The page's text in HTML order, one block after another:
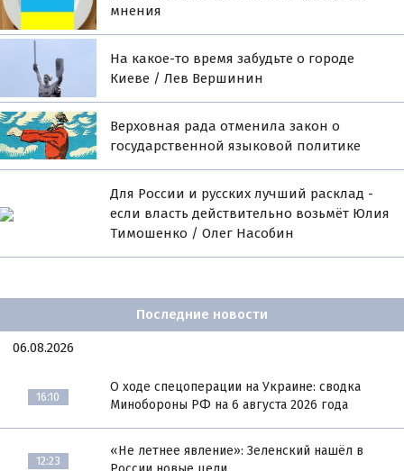
мнения
На какое-то время забудьте о городе
Киеве / Лев Вершинин
Верховная рада отменила закон о
государственной языковой политике
Для России и русских лучший расклад -
если власть действительно возьмёт Юлия
Тимошенко / Олег Насобин
Последние новости
06.08.2026
16:10
О ходе спецоперации на Украине: сводка
Минобороны РФ на 6 августа 2026 года
12:23
«Не летнее явление»: Зеленский нашёл в